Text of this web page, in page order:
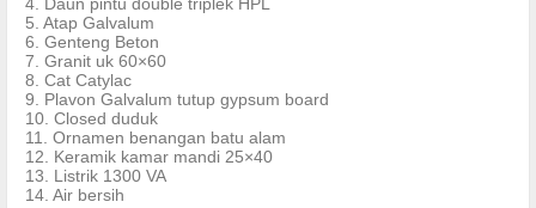
5. Atap Galvalum
6. Genteng Beton
7. Granit uk 60×60
8. Cat Catylac
9. Plavon Galvalum tutup gypsum board
10. Closed duduk
11. Ornamen benangan batu alam
12. Keramik kamar mandi 25×40
13. Listrik 1300 VA
14. Air bersih